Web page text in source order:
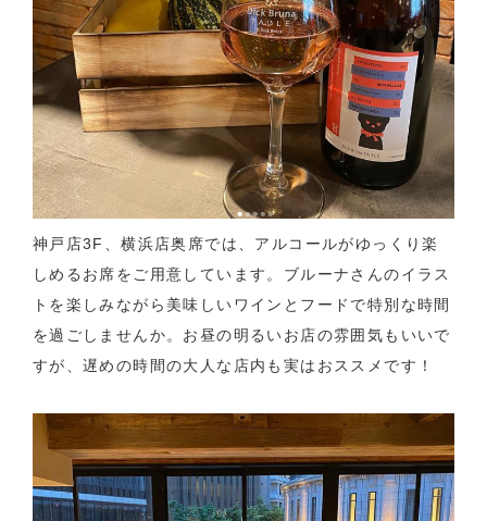
神戸店3F、横浜店奥席では、アルコールがゆっくり楽
しめるお席をご用意しています。ブルーナさんのイラス
トを楽しみながら美味しいワインとフードで特別な時間
を過ごしませんか。お昼の明るいお店の雰囲気もいいで
すが、遅めの時間の大人な店内も実はおススメです！